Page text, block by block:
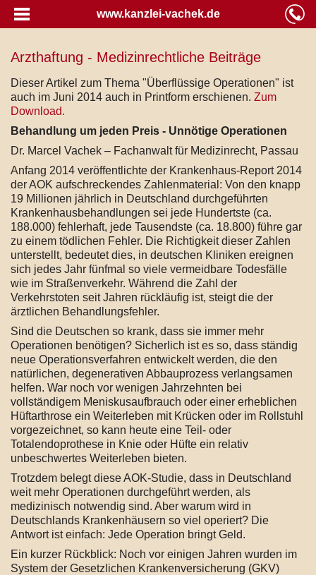
www.kanzlei-vachek.de
Arzthaftung - Medizinrechtliche Beiträge
Dieser Artikel zum Thema "Überflüssige Operationen" ist
auch im Juni 2014 auch in Printform erschienen. Zum
Download.
Behandlung um jeden Preis - Unnötige Operationen
Dr. Marcel Vachek – Fachanwalt für Medizinrecht, Passau
Anfang 2014 veröffentlichte der Krankenhaus-Report 2014
der AOK aufschreckendes Zahlenmaterial: Von den knapp
19 Millionen jährlich in Deutschland durchgeführten
Krankenhausbehandlungen sei jede Hundertste (ca.
188.000) fehlerhaft, jede Tausendste (ca. 18.800) führe gar
zu einem tödlichen Fehler. Die Richtigkeit dieser Zahlen
unterstellt, bedeutet dies, in deutschen Kliniken ereignen
sich jedes Jahr fünfmal so viele vermeidbare Todesfälle
wie im Straßenverkehr. Während die Zahl der
Verkehrstoten seit Jahren rückläufig ist, steigt die der
ärztlichen Behandlungsfehler.
Sind die Deutschen so krank, dass sie immer mehr
Operationen benötigen? Sicherlich ist es so, dass ständig
neue Operationsverfahren entwickelt werden, die den
natürlichen, degenerativen Abbauprozess verlangsamen
helfen. War noch vor wenigen Jahrzehnten bei
vollständigem Meniskusaufbrauch oder einer erheblichen
Hüftarthrose ein Weiterleben mit Krücken oder im Rollstuhl
vorgezeichnet, so kann heute eine Teil- oder
Totalendoprothese in Knie oder Hüfte ein relativ
unbeschwertes Weiterleben bieten.
Trotzdem belegt diese AOK-Studie, dass in Deutschland
weit mehr Operationen durchgeführt werden, als
medizinisch notwendig sind. Aber warum wird in
Deutschlands Krankenhäusern so viel operiert? Die
Antwort ist einfach: Jede Operation bringt Geld.
Ein kurzer Rückblick: Noch vor einigen Jahren wurden im
System der Gesetzlichen Krankenversicherung (GKV)